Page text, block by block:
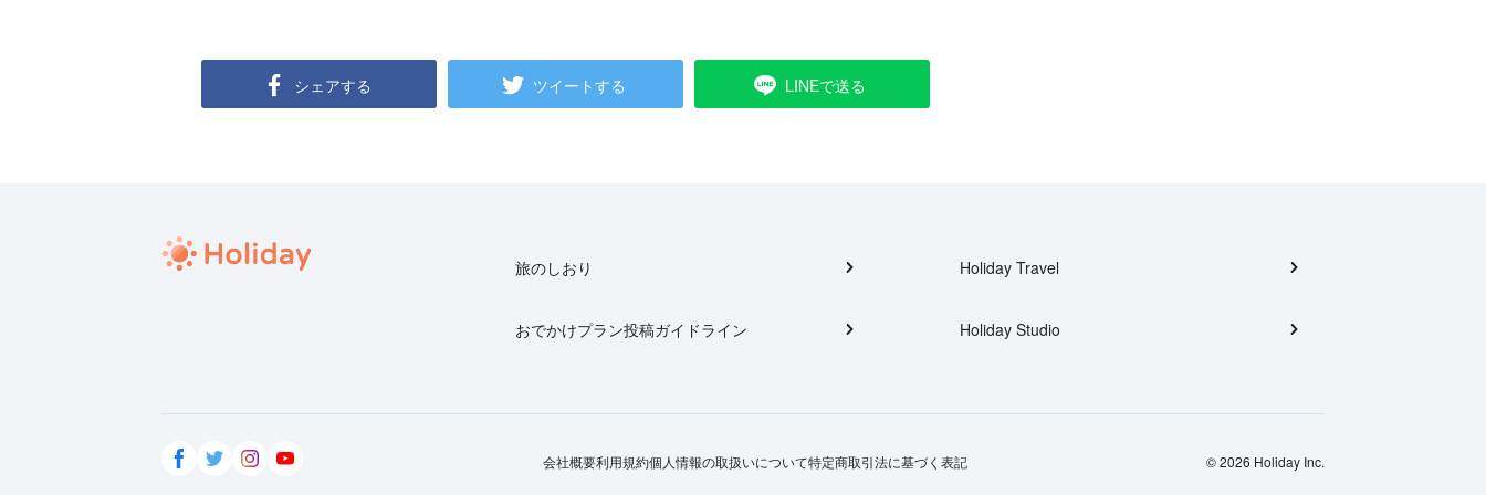
シェアする ツイートする LINEで送る
旅のしおり
おでかけプラン投稿ガイドライン
Holiday Travel
Holiday Studio
会社概要利用規約個人情報の取扱いについて特定商取引法に基づく表記 © 2026 Holiday Inc.